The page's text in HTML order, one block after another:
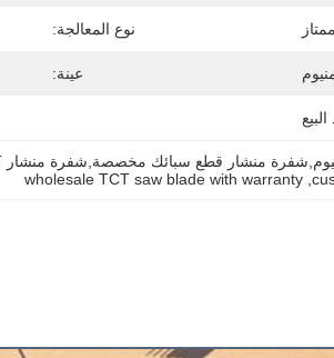
ممتاز نوع المعالجة:
عينة:
,
wholesale TCT saw blade with warranty